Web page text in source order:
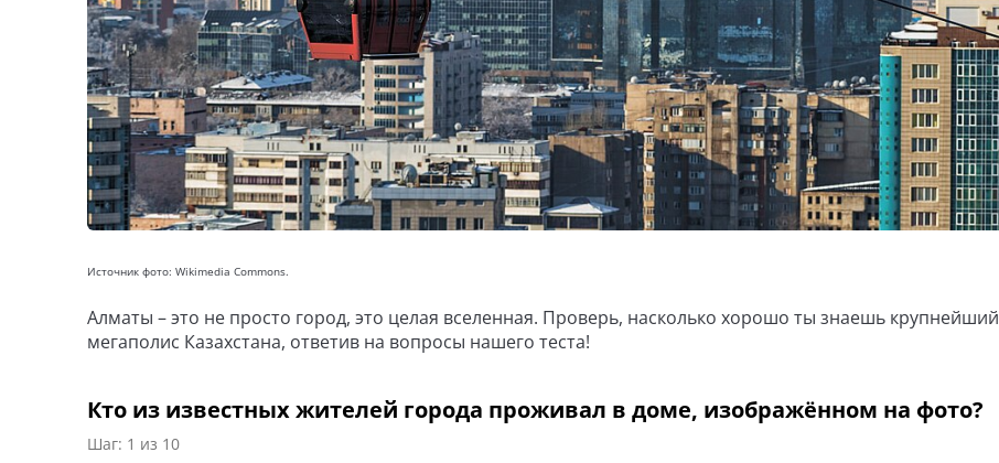
Источник фото: Wikimedia Commons.
Алматы – это не просто город, это целая вселенная. Проверь, насколько хорошо ты знаешь крупнейший
мегаполис Казахстана, ответив на вопросы нашего теста!
Кто из известных жителей города проживал в доме, изображённом на фото?
Шаг: 1 из 10